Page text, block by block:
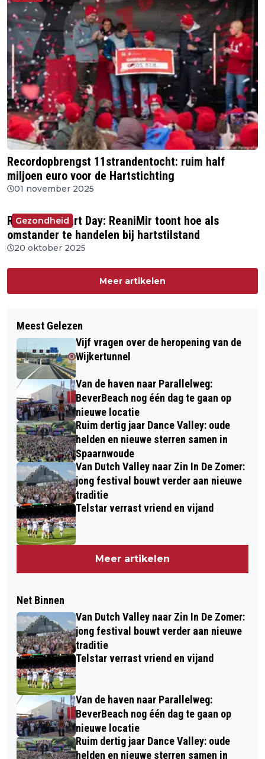
Recordopbrengst 11strandentocht: ruim half
miljoen euro voor de Hartstichting
01 november 2025
Gezondheid
Restart a Heart Day: ReaniMir toont hoe als
omstander te handelen bij hartstilstand
20 oktober 2025
Meer artikelen
Meest Gelezen
Vijf vragen over de heropening van de
Wijkertunnel
Van de haven naar Parallelweg:
BeverBeach nog één dag te gaan op
nieuwe locatie
Ruim dertig jaar Dance Valley: oude
helden en nieuwe sterren samen in
Spaarnwoude
Van Dutch Valley naar Zin In De Zomer:
jong festival bouwt verder aan nieuwe
traditie
Telstar verrast vriend en vijand
Meer artikelen
Net Binnen
Van Dutch Valley naar Zin In De Zomer:
jong festival bouwt verder aan nieuwe
traditie
Telstar verrast vriend en vijand
Van de haven naar Parallelweg:
BeverBeach nog één dag te gaan op
nieuwe locatie
Ruim dertig jaar Dance Valley: oude
helden en nieuwe sterren samen in